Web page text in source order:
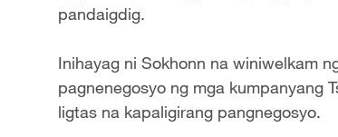
pandaigdig.
Inihayag ni Sokhonn na winiwelkam
pagnenegosyo ng mga kumpanyang
ligtas na kapaligirang pangnegosyo.